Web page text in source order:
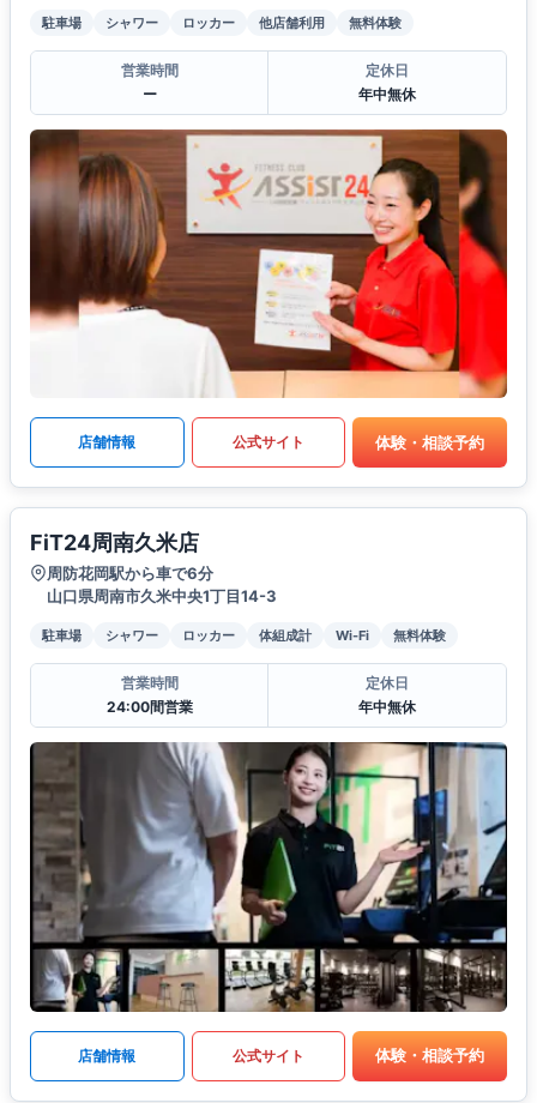
駐車場 シャワー ロッカー 他店舗利用 無料体験
営業時間
ー
定休日
年中無休
店舗情報 公式サイト 体験・相談予約
FiT24周南久米店
周防花岡駅から車で6分
山口県周南市久米中央1丁目14-3
駐車場 シャワー ロッカー 体組成計 Wi-Fi 無料体験
営業時間
24:00間営業
定休日
年中無休
店舗情報 公式サイト 体験・相談予約